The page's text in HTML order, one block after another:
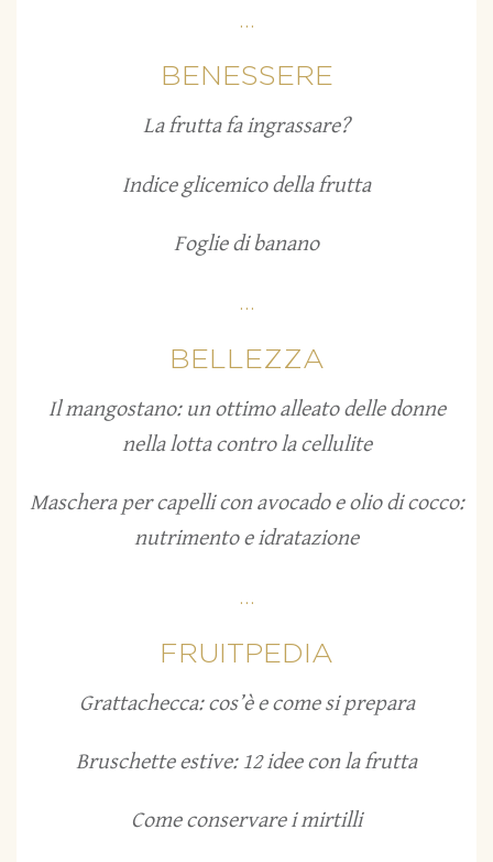
...
BENESSERE
La frutta fa ingrassare?
Indice glicemico della frutta
Foglie di banano
...
BELLEZZA
Il mangostano: un ottimo alleato delle donne
nella lotta contro la cellulite
Maschera per capelli con avocado e olio di cocco:
nutrimento e idratazione
...
FRUITPEDIA
Grattachecca: cos’è e come si prepara
Bruschette estive: 12 idee con la frutta
Come conservare i mirtilli